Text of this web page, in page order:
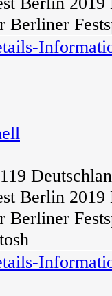
Berliner
Berlin
Berliner